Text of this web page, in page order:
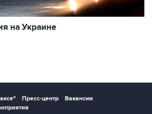
на Украине
Пресс-центр
Вакансии